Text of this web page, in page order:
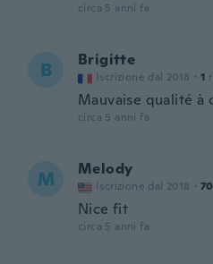
circa 5 anni fa
B Brigitte
Iscrizione dal 2018 · 1
Mauvaise qualité à
circa 5 anni fa
M Melody
Iscrizione dal 2018 · 70
Nice fit
circa 5 anni fa